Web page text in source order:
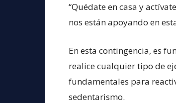
“Quédate en casa y
nos están apoyando en
En esta contingencia, es
realice cualquier tipo de
fundamentales para
sedentarismo.